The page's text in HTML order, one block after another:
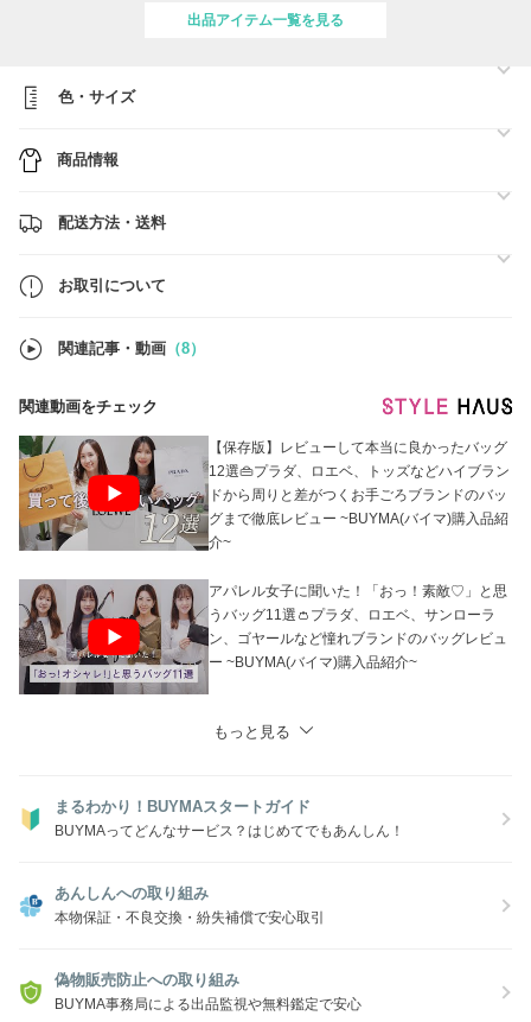
☆おサイズご不安な場合は【安心プラス】へのご加入がおススメです。
☆商品リストにないお品物も、お調べ致しますのでお気軽にお問い合わ
せください。
探しの商品がございましたら、指名リクエストよりご連絡ください++
出品アイテム一覧を見る
色・サイズ
商品情報
配送方法・送料
お取引について
関連記事・動画 （8）
関連動画をチェック
【保存版】レビューして本当に良かったバッグ
12選👜プラダ、ロエベ、トッズなどハイブラン
ドから周りと差がつくお手ごろブランドのバッ
グまで徹底レビュー ~BUYMA(バイマ)購入品紹
介~
アパレル女子に聞いた！「おっ！素敵♡」と思
うバッグ11選👛プラダ、ロエベ、サンローラ
ン、ゴヤールなど憧れブランドのバッグレビュ
ー ~BUYMA(バイマ)購入品紹介~
もっと見る
まるわかり！BUYMAスタートガイド
BUYMAってどんなサービス？はじめてでもあんしん！
あんしんへの取り組み
本物保証・不良交換・紛失補償で安心取引
偽物販売防止への取り組み
BUYMA事務局による出品監視や無料鑑定で安心